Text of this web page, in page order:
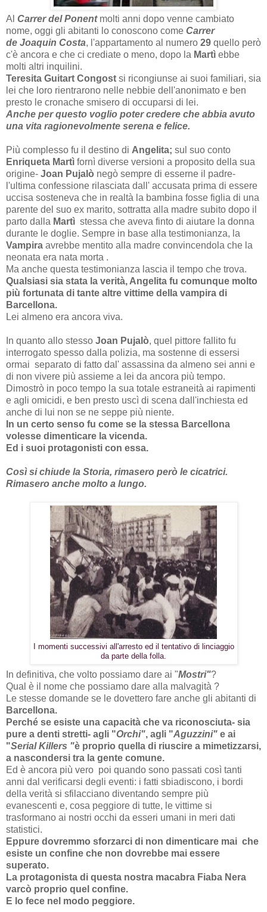
Al Carrer del Ponent molti anni dopo venne cambiato
nome, oggi gli abitanti lo conoscono come Carrer
de Joaquin Costa, l'appartamento al numero 29 quello però
c'è ancora e che ci crediate o meno, dopo la Martì ebbe
molti altri inquilini.
Teresita Guitart Congost si ricongiunse ai suoi familiari, sia
lei che loro rientrarono nelle nebbie dell'anonimato e ben
presto le cronache smisero di occuparsi di lei.
Anche per questo voglio poter credere che abbia avuto
una vita ragionevolmente serena e felice.
Più complesso fu il destino di Angelita; sul suo conto
Enriqueta Martì fornì diverse versioni a proposito della sua
origine- Joan Pujalò negò sempre di esserne il padre-
l'ultima confessione rilasciata dall' accusata prima di essere
uccisa sosteneva che in realtà la bambina fosse figlia di una
parente del suo ex marito, sottratta alla madre subito dopo il
parto dalla Martì stessa che aveva finto di aiutare la donna
durante le doglie. Sempre in base alla testimonianza, la
Vampira avrebbe mentito alla madre convincendola che la
neonata era nata morta .
Ma anche questa testimonianza lascia il tempo che trova.
Qualsiasi sia stata la verità, Angelita fu comunque molto
più fortunata di tante altre vittime della vampira di
Barcellona.
Lei almeno era ancora viva.
In quanto allo stesso Joan Pujalò, quel pittore fallito fu
interrogato spesso dalla polizia, ma sostenne di essersi
ormai separato di fatto dal' assassina da almeno sei anni e
di non vivere più assieme a lei da ancora più tempo.
Dimostrò in poco tempo la sua totale estraneità ai rapimenti
e agli omicidi, e ben presto uscì di scena dall'inchiesta ed
anche di lui non se ne seppe più niente.
In un certo senso fu come se la stessa Barcellona
volesse dimenticare la vicenda.
Ed i suoi protagonisti con essa.
Così si chiude la Storia, rimasero però le cicatrici.
Rimasero anche molto a lungo.
I momenti successivi all'arresto ed il tentativo di linciaggio
da parte della folla.
In definitiva, che volto possiamo dare ai "Mostri"?
Qual è il nome che possiamo dare alla malvagità ?
Le stesse domande se le dovettero fare anche gli abitanti di
Barcellona.
Perché se esiste una capacità che va riconosciuta- sia
pure a denti stretti- agli "Orchi", agli "Aguzzini" e ai
"Serial Killers "è proprio quella di riuscire a mimetizzarsi,
a nascondersi tra la gente comune.
Ed è ancora più vero poi quando sono passati così tanti
anni dal verificarsi degli eventi: i fatti sbiadiscono, i bordi
della verità si sfilacciano diventando sempre più
evanescenti e, cosa peggiore di tutte, le vittime si
trasformano ai nostri occhi da esseri umani in meri dati
statistici.
Eppure dovremmo sforzarci di non dimenticare mai che
esiste un confine che non dovrebbe mai essere
superato.
La protagonista di questa nostra macabra Fiaba Nera
varcò proprio quel confine.
E lo fece nel modo peggiore.